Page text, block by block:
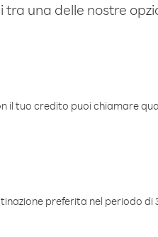
una delle nostre
il tuo credito puoi chiamare
preferita nel periodo di